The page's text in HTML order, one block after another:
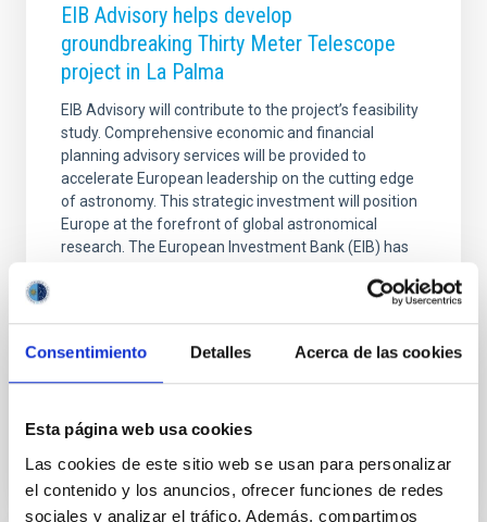
Consentimiento Detalles Acerca de las cookies
Esta página web usa cookies
Las cookies de este sitio web se usan para personalizar
el contenido y los anuncios, ofrecer funciones de redes
sociales y analizar el tráfico. Además, compartimos
EIB Advisory helps develop
groundbreaking Thirty Meter Telescope
project in La Palma
EIB Advisory will contribute to the project’s feasibility
study. Comprehensive economic and financial
planning advisory services will be provided to
accelerate European leadership on the cutting edge
of astronomy. This strategic investment will position
Europe at the forefront of global astronomical
research. The European Investment Bank (EIB) has
support for the development of the Thirty Meter
global astronomical research. The initiative